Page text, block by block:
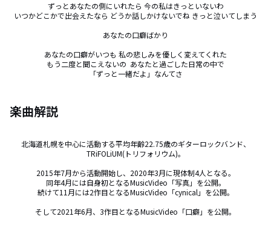
ずっとあなたの側にいれたら 今の私はきっといないわ
いつかどこかで出会えたなら どうか話しかけないでね きっと泣いてしまう
あなたの口癖ばかり
あなたの口癖がいつも 私の悲しみを優しく変えてくれた
もう二度と聞こえないの  あなたと過ごした日常の中で
「ずっと一緒だよ」なんてさ
楽曲解説
北海道札幌を中心に活動する平均年齢22.75歳のギターロックバンド、
TRiFOLiUM(トリフォリウム)。
2015年7月から活動開始し、2020年3月に現体制4人となる。
同年4月には自身初となるMusicVideo「写真」を公開。
続けて11月には2作目となるMusicVideo「cynical」を公開。
そして2021年6月、3作目となるMusicVideo「口癖」を公開。